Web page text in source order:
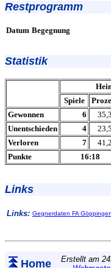
Restprogramm
Datum Begegnung
Statistik
Spiele
Gewonnen
6
Unentschieden
4
Verloren
7
Punkte
16:18
Links
Links: Gegnerdaten FA Göppingen
Home
Erstellt am